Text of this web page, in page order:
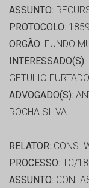
ASSUNTO:
PROTOCOLO:
ORGÃO: FUNDO
INTERESSADO(S):
GETULIO
ADVOGADO(S):
ROCHA SILVA
RELATOR: CONS.
PROCESSO: TC/
ASSUNTO: